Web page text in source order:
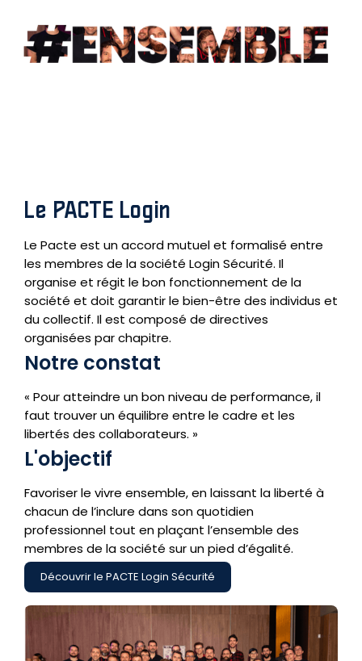
Le PACTE Login
Le Pacte est un accord mutuel et formalisé entre
les membres de la société Login Sécurité. Il
organise et régit le bon fonctionnement de la
société et doit garantir le bien-être des individus et
du collectif. Il est composé de directives
organisées par chapitre.
Notre constat
« Pour atteindre un bon niveau de performance, il
faut trouver un équilibre entre le cadre et les
libertés des collaborateurs. »
L'objectif
Favoriser le vivre ensemble, en laissant la liberté à
chacun de l’inclure dans son quotidien
professionnel tout en plaçant l’ensemble des
membres de la société sur un pied d’égalité.
Découvrir le PACTE Login Sécurité